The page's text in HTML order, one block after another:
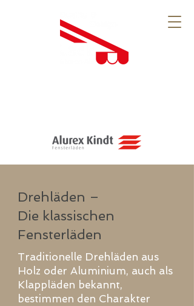
Drehläden –
Die klassischen
Fensterläden
Traditionelle Drehläden aus
Holz oder Aluminium, auch als
Klappläden bekannt,
bestimmen den Charakter